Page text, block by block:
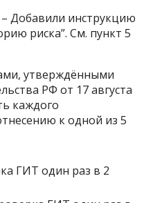
Добавили инструкцию
риска”. См. пункт 5
утверждёнными
РФ от 17 августа
каждого
к одной из 5
ГИТ один раз в 2